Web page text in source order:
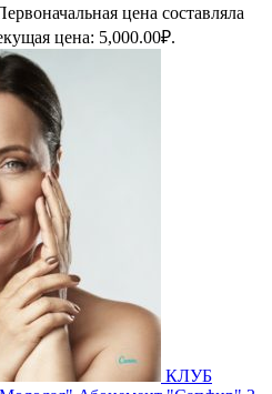
цена составляла
цена: 5,000.00₽.
КЛУБ